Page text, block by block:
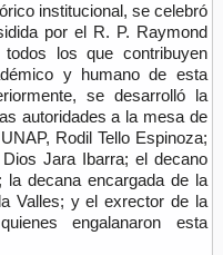
institucional, se celebró
por el R. P. Raymond
los que contribuyen
y humano de esta
se desarrolló la
autoridades a la mesa de
Rodil Tello Espinoza;
Jara Ibarra; el decano
la decana encargada de la
Valles; y el exrector de la
engalanaron esta